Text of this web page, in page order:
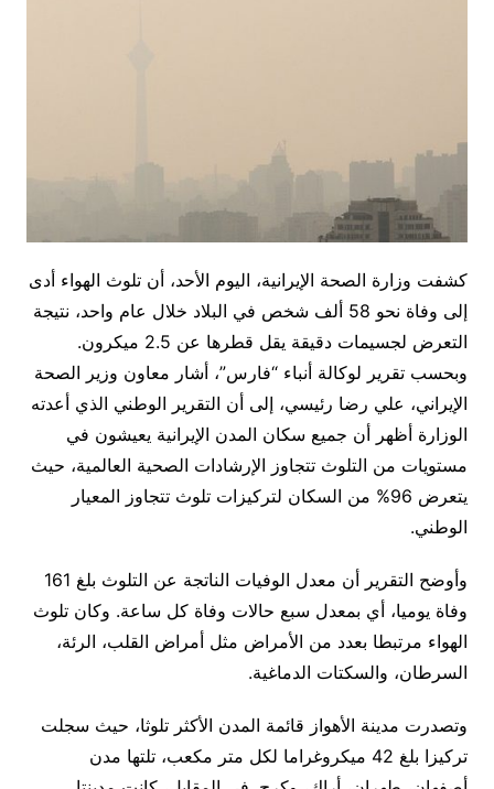
كشفت وزارة الصحة الإيرانية، اليوم الأحد، أن تلوث الهواء أدى
إلى وفاة نحو 58 ألف شخص في البلاد خلال عام واحد، نتيجة
التعرض لجسيمات دقيقة يقل قطرها عن 2.5 ميكرون.
وبحسب تقرير لوكالة أنباء “فارس”، أشار معاون وزير الصحة
الإيراني، علي رضا رئیسي، إلى أن التقرير الوطني الذي أعدته
الوزارة أظهر أن جميع سكان المدن الإيرانية يعيشون في
مستويات من التلوث تتجاوز الإرشادات الصحية العالمية، حيث
يتعرض 96% من السكان لتركيزات تلوث تتجاوز المعيار
الوطني.
وأوضح التقرير أن معدل الوفيات الناتجة عن التلوث بلغ 161
وفاة يوميا، أي بمعدل سبع حالات وفاة كل ساعة. وكان تلوث
الهواء مرتبطا بعدد من الأمراض مثل أمراض القلب، الرئة،
السرطان، والسكتات الدماغية.
وتصدرت مدينة الأهواز قائمة المدن الأكثر تلوثا، حيث سجلت
تركيزا بلغ 42 ميكروغراما لكل متر مكعب، تلتها مدن